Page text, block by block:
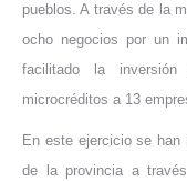
pueblos. A través de la
ocho negocios por un
facilitado la
microcréditos a 13
En este ejercicio se han
de la provincia a